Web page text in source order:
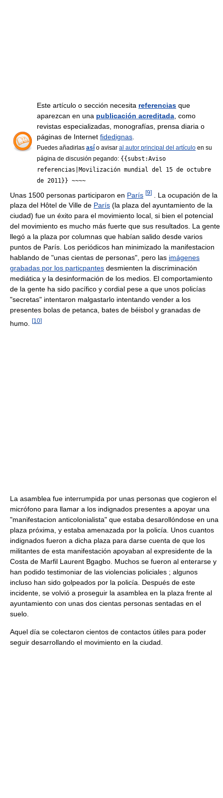
Este artículo o sección necesita referencias que
aparezcan en una publicación acreditada , como
revistas especializadas, monografías, prensa diaria o
páginas de Internet fidedignas
Puedes añadirlas así o avisar al autor principal del artículo en su
página de discusión pegando: {{subst:Aviso
referencias|Movilización mundial del 15 de octubre
de 2011}} ~~~~
Unas 1500 personas participaron en París [9]
. La ocupación de la
plaza del Hôtel de Ville de París (la plaza del ayuntamiento de la
ciudad) fue un éxito para el movimiento local, si bien el potencial
del movimiento es mucho más fuerte que sus resultados. La gente
llegó a la plaza por columnas que habían salido desde varios
puntos de París. Los periódicos han minimizado la manifestacion
hablando de "unas cientas de personas", pero las imágenes
grabadas por los particpantes desmienten la discriminación
mediática y la desinformación de los medios. El comportamiento
de la gente ha sido pacífico y cordial pese a que unos policías
"secretas" intentaron malgastarlo intentando vender a los
presentes bolas de petanca, bates de béisbol y granadas de
humo.
[10]
La asamblea fue interrumpida por unas personas que cogieron el
micrófono para llamar a los indignados presentes a apoyar una
"manifestacion anticolonialista" que estaba desarollóndose en una
plaza próxima, y estaba amenazada por la policía. Unos cuantos
indignados fueron a dicha plaza para darse cuenta de que los
militantes de esta manifestación apoyaban al expresidente de la
Costa de Marfil Laurent Bgagbo. Muchos se fueron al enterarse y
han podido testimoniar de las violencias policiales ; algunos
incluso han sido golpeados por la policía. Después de este
incidente, se volvió a proseguir la asamblea en la plaza frente al
ayuntamiento con unas dos cientas personas sentadas en el
suelo.
Aquel día se colectaron cientos de contactos útiles para poder
seguir desarrollando el movimiento en la ciudad.